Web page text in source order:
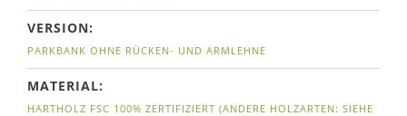
VERSION:
PARKBANK OHNE RÜCKEN- UND ARMLEHNE
MATERIAL:
HARTHOLZ FSC 100% ZERTIFIZIERT (ANDERE HOLZARTEN: SIEHE